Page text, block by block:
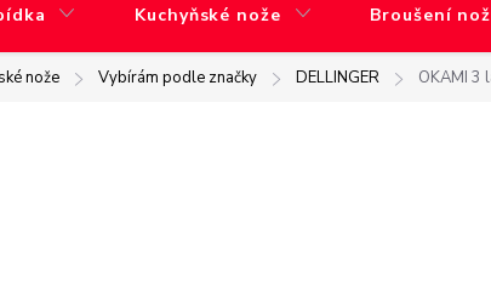
Kuchyňské nože Broušení
nože Vybírám podle značky DELLINGER OKAMI 3